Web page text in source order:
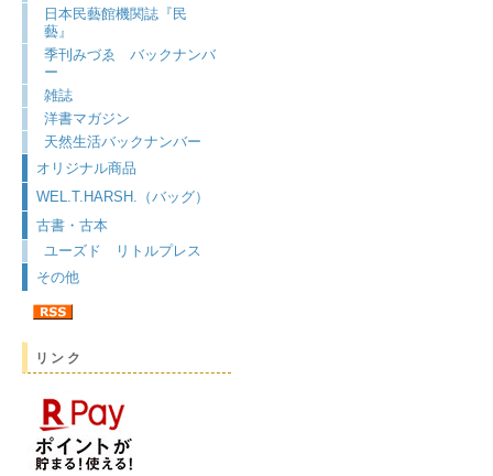
日本民藝館機関誌『民
藝』
季刊みづゑ バックナンバ
ー
雑誌
洋書マガジン
天然生活バックナンバー
オリジナル商品
WEL.T.HARSH.（バッグ）
古書・古本
ユーズド リトルプレス
その他
リンク